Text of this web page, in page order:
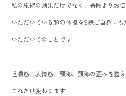
私の施術の効果だけでなく、普段よりお
いただいている顔の体操をS様ご自身にも
いただいてのことです
咀嚼筋、表情筋、頚部、頭部の歪みを整
これだけ変わります